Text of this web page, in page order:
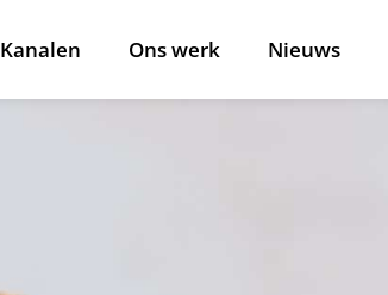
Kanalen Ons werk Nieuws